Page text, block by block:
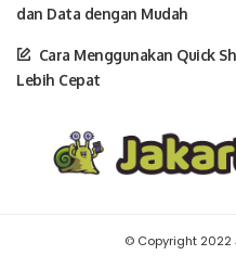
dan Data dengan Mudah
Cara Menggunakan Quick
Lebih Cepat
© Copyright 2022